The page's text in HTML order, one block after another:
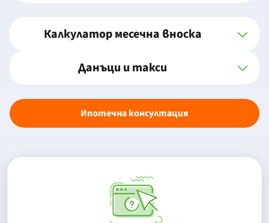
Калкулатор месечна вноска
Данъци и такси
Ипотечна консултация